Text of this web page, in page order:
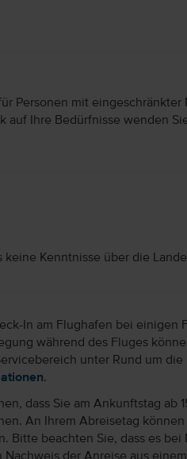
Personen mit
auf Ihre Bedürfnisse wenden
Kenntnisse über die
In am Flughafen bei einigen
während des Fluges
unter Rund um
.
dass Sie am Ankunftstag ab
An Ihrem Abreisetag können
Bitte beachten Sie, dass es bei
der Anreise aus